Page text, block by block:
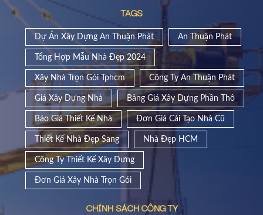
TAGS
Dự Án Xây Dựng An Thuận Phát An Thuận Phát
Tổng Hợp Mẫu Nhà Đẹp 2024
Xây Nhà Trọn Gói Tphcm Công Ty An Thuận Phát
Giá Xây Dựng Nhà Bảng Giá Xây Dựng Phần Thô
Báo Giá Thiết Kế Nhà Đơn Giá Cải Tạo Nhà Cũ
Thiết Kế Nhà Đẹp Sang Nhà Đẹp HCM
Công Ty Thiết Kế Xây Dưng
Đơn Giá Xây Nhà Trọn Gói
CHÍNH SÁCH CÔNG TY